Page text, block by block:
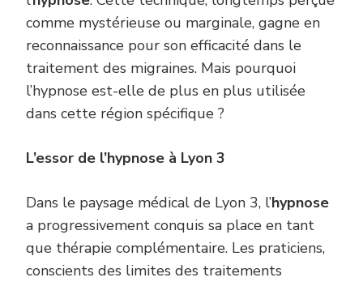
comme mystérieuse ou marginale, gagne en
reconnaissance pour son efficacité dans le
traitement des migraines. Mais pourquoi
l’hypnose est-elle de plus en plus utilisée
dans cette région spécifique ?
L’essor de l’hypnose à Lyon 3
Dans le paysage médical de Lyon 3, l’hypnose
a progressivement conquis sa place en tant
que thérapie complémentaire. Les praticiens,
conscients des limites des traitements